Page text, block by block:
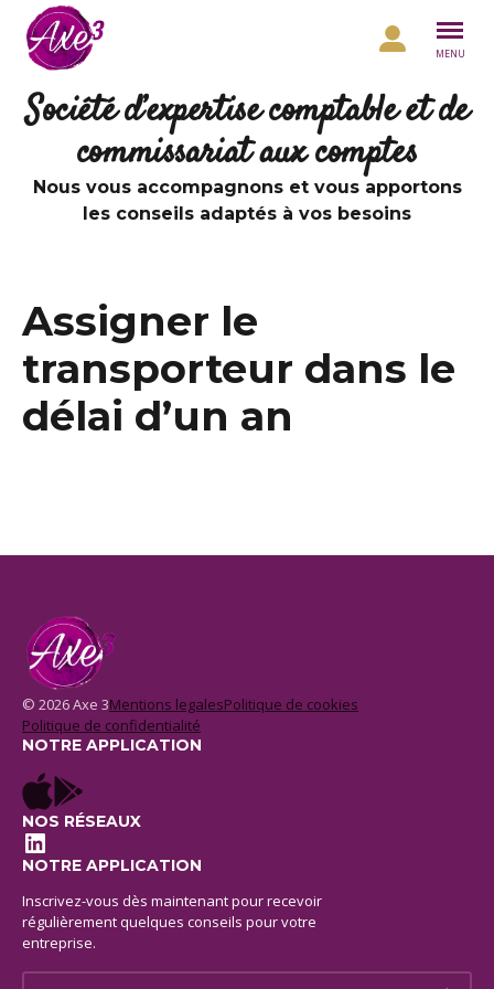
Aller au contenu
MENU
Société d’expertise comptable et de
commissariat aux comptes
Nous vous accompagnons et vous apportons
les conseils adaptés à vos besoins
Assigner le
transporteur dans le
délai d’un an
© 2026 Axe 3Mentions legalesPolitique de cookies
Politique de confidentialité
NOTRE APPLICATION
NOS RÉSEAUX
LinkedIn
NOTRE APPLICATION
Inscrivez-vous dès maintenant pour recevoir
régulièrement quelques conseils pour votre
entreprise.